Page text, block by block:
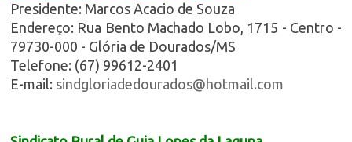
Presidente: Marcos Acacio de Souza
Endereço: Rua Bento Machado Lobo, 1715 - Centro -
79730-000 - Glória de Dourados/MS
Telefone: (67) 99612-2401
E-mail: sindgloriadedourados@hotmail.com